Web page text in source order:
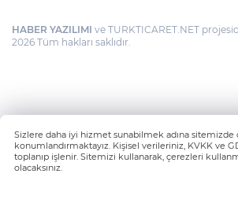
HABER YAZILIMI ve TURKTICARET.NET
2026 Tüm hakları saklıdır.
Sizlere daha iyi hizmet sunabilmek adına sitemizde
konumlandırmaktayız. Kişisel verileriniz, KVKK ve
toplanıp işlenir. Sitemizi kullanarak, çerezleri
olacaksınız.